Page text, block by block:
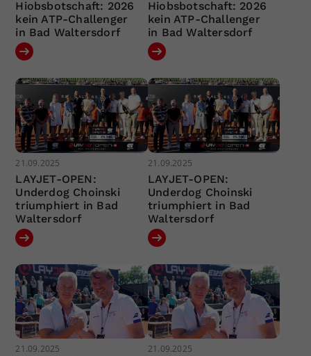
Hiobsbotschaft: 2026
kein ATP-Challenger
in Bad Waltersdorf
Hiobsbotschaft: 2026
kein ATP-Challenger
in Bad Waltersdorf
21.09.2025
LAYJET-OPEN:
Underdog Choinski
triumphiert in Bad
Waltersdorf
21.09.2025
LAYJET-OPEN:
Underdog Choinski
triumphiert in Bad
Waltersdorf
21.09.2025 21.09.2025